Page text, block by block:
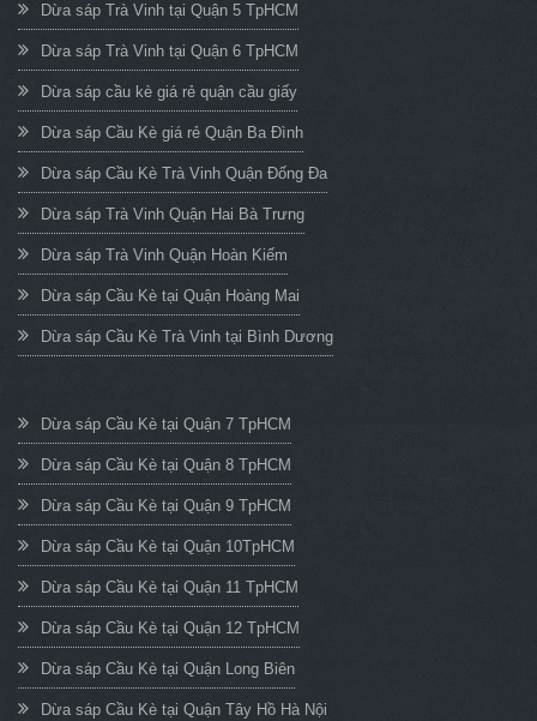
Dừa sáp Trà Vinh tại Quận 5 TpHCM
Dừa sáp Trà Vinh tại Quận 6 TpHCM
Dừa sáp cầu kè giá rẻ quận cầu giấy
Dừa sáp Cầu Kè giá rẻ Quận Ba Đình
Dừa sáp Cầu Kè Trà Vinh Quận Đống Đa
Dừa sáp Trà Vinh Quận Hai Bà Trưng
Dừa sáp Trà Vinh Quận Hoàn Kiếm
Dừa sáp Cầu Kè tại Quận Hoàng Mai
Dừa sáp Cầu Kè Trà Vinh tại Bình Dương
Dừa sáp Cầu Kè tại Quận 7 TpHCM
Dừa sáp Cầu Kè tại Quận 8 TpHCM
Dừa sáp Cầu Kè tại Quận 9 TpHCM
Dừa sáp Cầu Kè tại Quận 10TpHCM
Dừa sáp Cầu Kè tại Quận 11 TpHCM
Dừa sáp Cầu Kè tại Quận 12 TpHCM
Dừa sáp Cầu Kè tại Quận Long Biên
Dừa sáp Cầu Kè tại Quận Tây Hồ Hà Nội